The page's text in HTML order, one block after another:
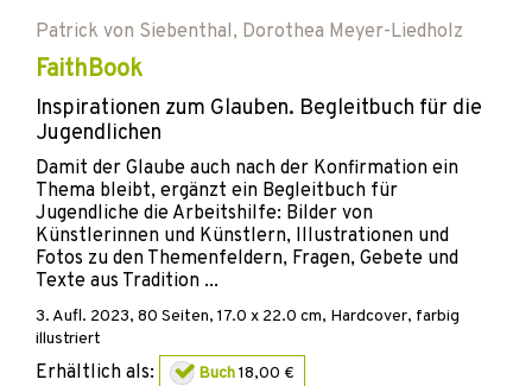
Patrick von Siebenthal, Dorothea Meyer-Liedholz
FaithBook
Inspirationen zum Glauben. Begleitbuch für die
Jugendlichen
Damit der Glaube auch nach der Konfirmation ein
Thema bleibt, ergänzt ein Begleitbuch für
Jugendliche die Arbeitshilfe: Bilder von
Künstlerinnen und Künstlern, Illustrationen und
Fotos zu den Themenfeldern, Fragen, Gebete und
Texte aus Tradition ...
3. Aufl. 2023, 80 Seiten, 17.0 x 22.0 cm, Hardcover, farbig
illustriert
Erhältlich als: Buch18,00 €